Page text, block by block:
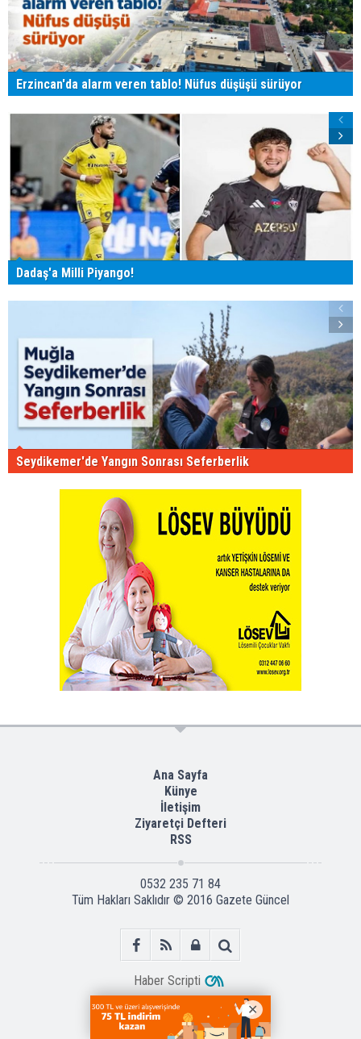
Erzincan'da alarm veren tablo! Nüfus düşüşü sürüyor
Dadaş'a Milli Piyango!
Seydikemer'de Yangın Sonrası Seferberlik
Ana Sayfa
Künye
İletişim
Ziyaretçi Defteri
RSS
0532 235 71 84
Tüm Hakları Saklıdır © 2016 Gazete Güncel
Haber Scripti